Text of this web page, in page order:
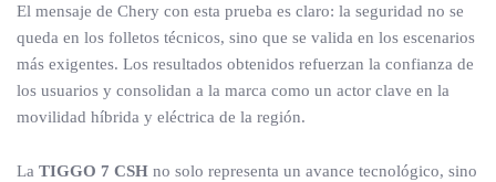
El mensaje de Chery con esta prueba es claro: la seguridad no se
queda en los folletos técnicos, sino que se valida en los escenarios
más exigentes. Los resultados obtenidos refuerzan la confianza de
los usuarios y consolidan a la marca como un actor clave en la
movilidad híbrida y eléctrica de la región.
La TIGGO 7 CSH no solo representa un avance tecnológico, sino